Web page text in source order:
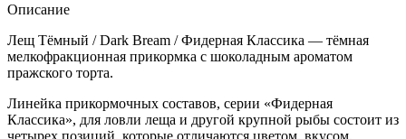
Описание
Лещ Тёмный / Dark Bream / Фидерная Классика — тёмная
мелкофракционная прикормка с шоколадным ароматом
пражского торта.
Линейка прикормочных составов, серии «Фидерная
Классика», для ловли леща и другой крупной рыбы состоит из
четырех позиций, которые отличаются цветом, вкусом,